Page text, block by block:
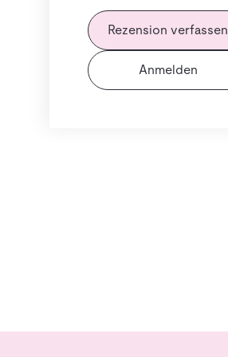
Rezension verfassen
Anmelden